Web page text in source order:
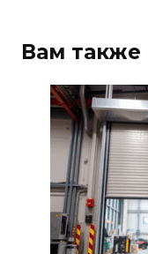
Вам также